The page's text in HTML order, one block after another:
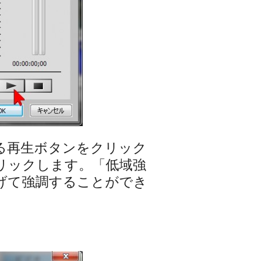
再生ボタンをクリック
ックします。「低域強
て強調することができ